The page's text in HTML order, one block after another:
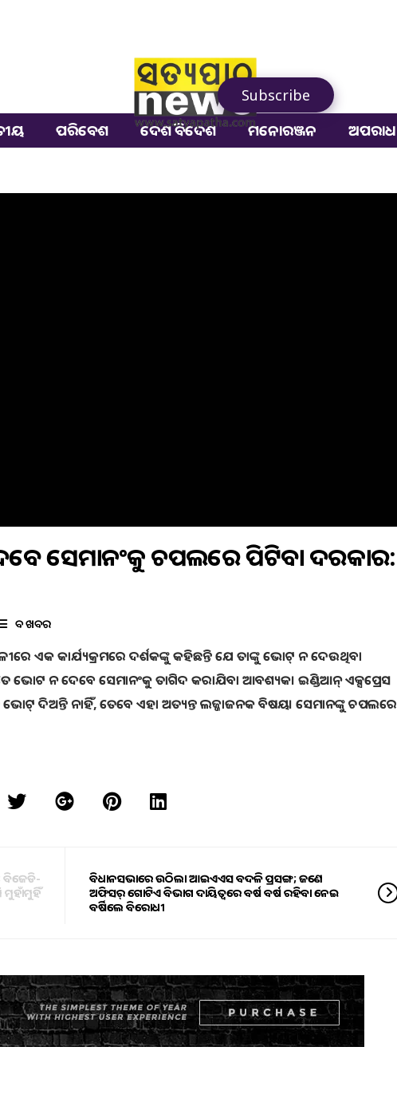
Subscribe
ପରିବେଶ ଦେଶ ବିଦେଶ ମନୋରଞ୍ଜନ ଅପରାଧ
ସେମାନଂକୁ ଚପଲରେ ପିଟିବା ଦରକାର:
ବଡ ଖବର
ଏକ କାର୍ଯ୍ୟକ୍ରମରେ ଦର୍ଶକଙ୍କୁ କହିଛନ୍ତି ଯେ ତାଙ୍କୁ ଭୋଟ୍ ନ ଦେଉଥିବା
ନ ଦେବେ ସେମାନଂକୁ ତାଗିଦ କରାଯିବା ଆବଶ୍ୟକ। ଇଣ୍ଡିଆନ୍ ଏକ୍ସପ୍ରେସ
ଦିଅନ୍ତି ନାହିଁ, ତେବେ ଏହା ଅତ୍ୟନ୍ତ ଲଜ୍ଜାଜନକ ବିଷୟ। ସେମାନଙ୍କୁ ଚପଲରେ
ବିଜେଡି-
ମୁହାଁମୁହିଁ
ବିଧାନସଭାରେ ଉଠିଲା ଆଇଏଏସ ବଦଳି ପ୍ରସଙ୍ଗ; ଜଣେ
ଅଫିସର୍ ଗୋଟିଏ ବିଭାଗ ଦାୟିତ୍ବରେ ବର୍ଷ ବର୍ଷ ରହିବା ନେଇ
ବର୍ଷିଲେ ବିରୋଧୀ